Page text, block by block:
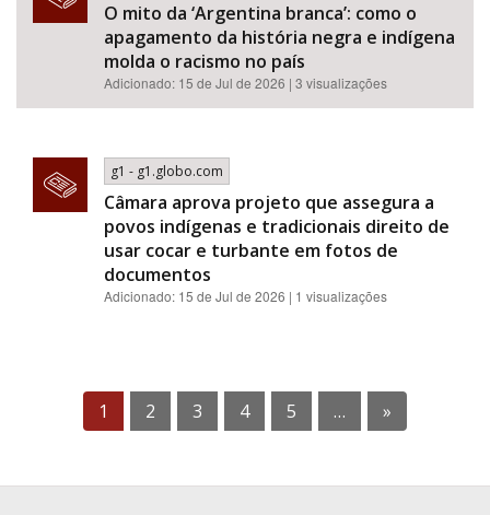
O mito da ‘Argentina branca’: como o
apagamento da história negra e indígena
molda o racismo no país
Adicionado: 15 de Jul de 2026 | 3 visualizações
g1 - g1.globo.com
Câmara aprova projeto que assegura a
povos indígenas e tradicionais direito de
usar cocar e turbante em fotos de
documentos
Adicionado: 15 de Jul de 2026 | 1 visualizações
1 2 3 4 5 … »